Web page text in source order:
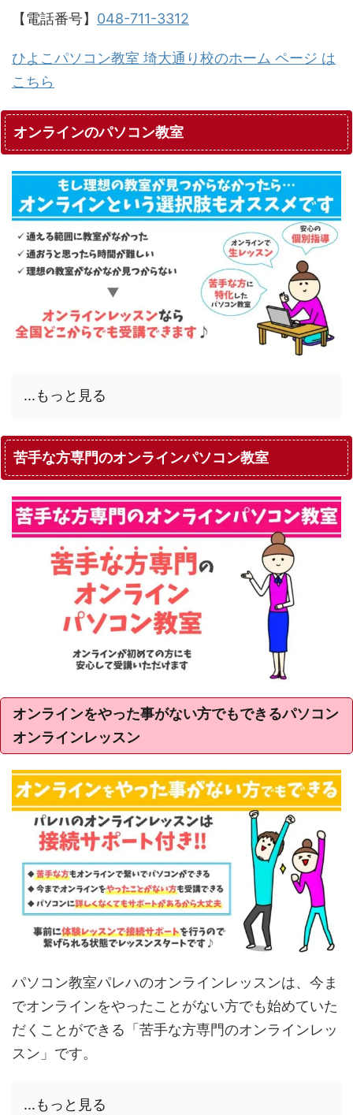
【電話番号】 048-711-3312
ひよこパソコン教室 埼大通り校のホーム ページ は
こちら
オンラインのパソコン教室
...もっと見る
苦手な方専門のオンラインパソコン教室
オンラインをやった事がない方でもできるパソコン
オンラインレッスン
パソコン教室パレハのオンラインレッスンは、今ま
でオンラインをやったことがない方でも始めていた
だくことができる「苦手な方専門のオンラインレッ
スン」です。
...もっと見る